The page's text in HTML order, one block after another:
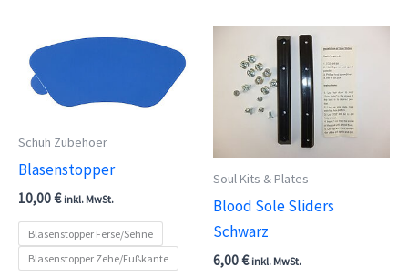
Schuh Zubehoer
Blasenstopper
10,00€ inkl. MwSt.
Blasenstopper Ferse/Sehne
Blasenstopper Zehe/Fußkante
Soul Kits & Plates
Blood Sole Sliders
Schwarz
6,00€ inkl. MwSt.